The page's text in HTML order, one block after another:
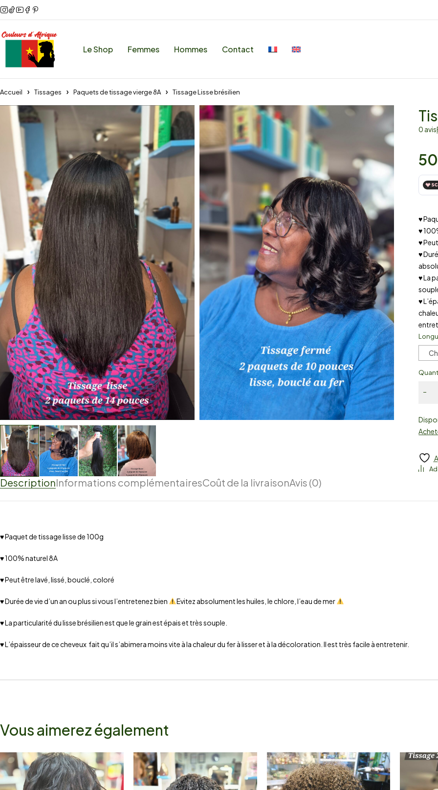
Le Shop Femmes Hommes Contact
Accueil Tissages Paquets de tissage vierge 8A Tissage Lisse brésilien
0 avis
♥
♥
♥
♥
♥ La
♥
DescriptionInformations complémentairesCoût de la livraisonAvis (0)
♥ Paquet de tissage lisse de 100g
♥ 100% naturel 8A
♥ Peut être lavé, lissé, bouclé, coloré
♥ Durée de vie d’un an ou plus si vous l’entretenez bien Evitez absolument les huiles, le chlore, l’eau de mer
♥ La particularité du lisse brésilien est que le grain est épais et très souple.
♥ L’épaisseur de ce cheveux fait qu’il s’abimera moins vite à la chaleur du fer à lisser et à la décoloration. Il est très facile à entretenir.
Vous aimerez également